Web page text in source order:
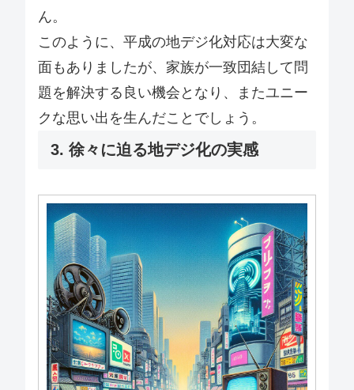
ん。
このように、平成の地デジ化対応は大変な
面もありましたが、家族が一致団結して問
題を解決する良い機会となり、またユニー
クな思い出を生んだことでしょう。
3. 徐々に迫る地デジ化の実感